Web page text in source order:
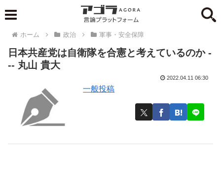
ホーム 政治 軍事・安全保障
日本共産党は自衛隊を合憲と考えているのか -
-- 丸山 貴大
一般投稿
2022.04.11 06:30